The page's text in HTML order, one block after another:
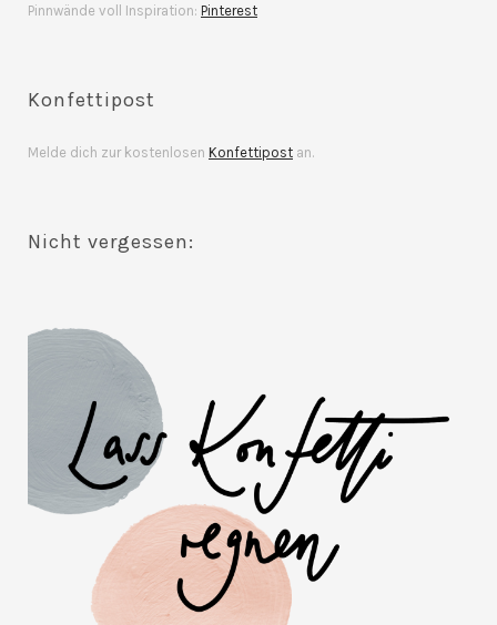
Pinnwände voll Inspiration: Pinterest
Konfettipost
Melde dich zur kostenlosen Konfettipost an.
Nicht vergessen: